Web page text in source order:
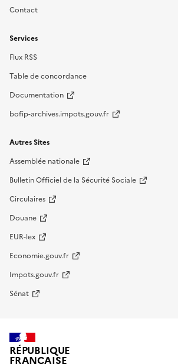
Contact
Services
Flux RSS
Table de concordance
Documentation
bofip-archives.impots.gouv.fr
Autres Sites
Assemblée nationale
Bulletin Officiel de la Sécurité Sociale
Circulaires
Douane
EUR-lex
Economie.gouv.fr
Impots.gouv.fr
Sénat
RÉPUBLIQUE
FRANÇAISE